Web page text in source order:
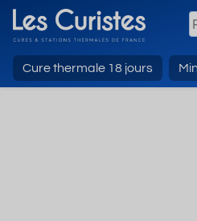
Cure thermale 18 jours